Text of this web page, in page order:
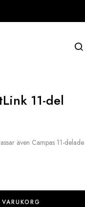
11-del
även Campas 11-delade